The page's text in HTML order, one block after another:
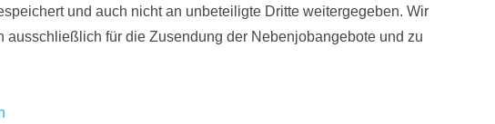
und auch nicht an unbeteiligte Dritte weitergegeben. Wir
ausschließlich für die Zusendung der Nebenjobangebote und zu